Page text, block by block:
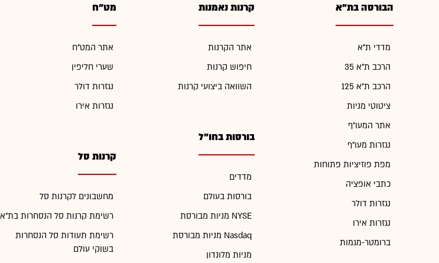
הבורסה בת"א
מדדי ת"א
הרכב ת"א 35
הרכב ת"א 125
ציטוטי מניות
אתר המעו"ף
נגזרות מעו"ף
מפת פוזיציות פתוחות
כתבי אופציה
נגזרות דולר
נגזרות אירו
ברומטר-מגמות
קרנות נאמנות
אתר הקרנות
חיפוש קרנות
השוואה ביצועי קרנות
בורסות בחו"ל
מדדים
בורסות בעולם
מניות מבורסת NYSE
מניות מבורסת Nasdaq
מניות מלונדון
מט"ח
אתר המט"ח
שערי חליפין
נגזרות דולר
נגזרות אירו
קרנות סל
מחשבונים לקרנות סל
רשימת קרנות סל הנסחרות בת"א
רשימת תעודות סל הנסחרות
בשוקי עולם